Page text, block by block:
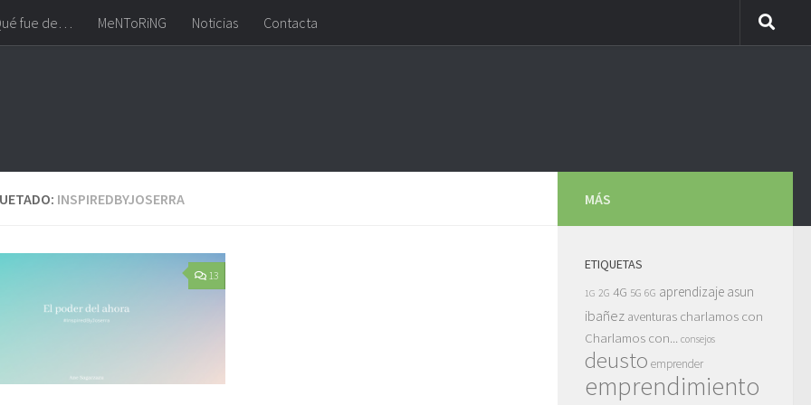
fue de… MeNToRiNG Noticias Contacta
INSPIREDBYJOSERRA
13
MÁS
ETIQUETAS
1G 2G 4G 5G 6G aprendizaje asun
ibañez aventuras charlamos con
Charlamos con... consejos
deusto emprender
emprendimiento